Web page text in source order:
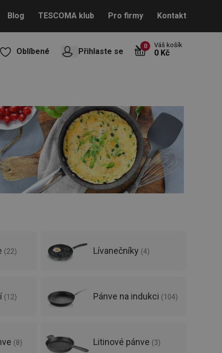
Blog TESCOMA klub Pro firmy Kontakt
Oblíbené Přihlaste se
0 Váš košík
0 Kč
(22) Lívanečníky (4)
(12) Pánve na indukci (104)
(8) Litinové pánve (3)